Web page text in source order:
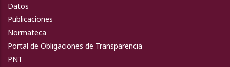
Datos
Publicaciones
Normateca
Portal de Obligaciones de Transparencia
PNT